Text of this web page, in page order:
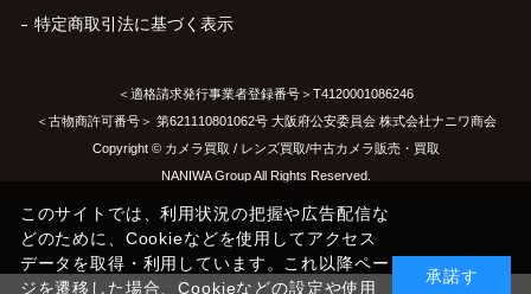
特定商取引法に基づく表示
＜適格請求発行事業者登録番号＞T4120001086246
＜古物商許可番号＞ 第621110801062号 大阪府公安委員会 株式会社ナニワ商会
Copyright © カメラ買取 / レンズ買取/中古カメラ販売・買取
NANIWA Group All Rights Reserved.
このサイトでは、利用状況の把握や広告配信な
どのために、Cookieなどを使用してアクセス
データを取得・利用しています。これ以降ペー
ジを遷移した場合、Cookieなどの設定や使用
承諾す